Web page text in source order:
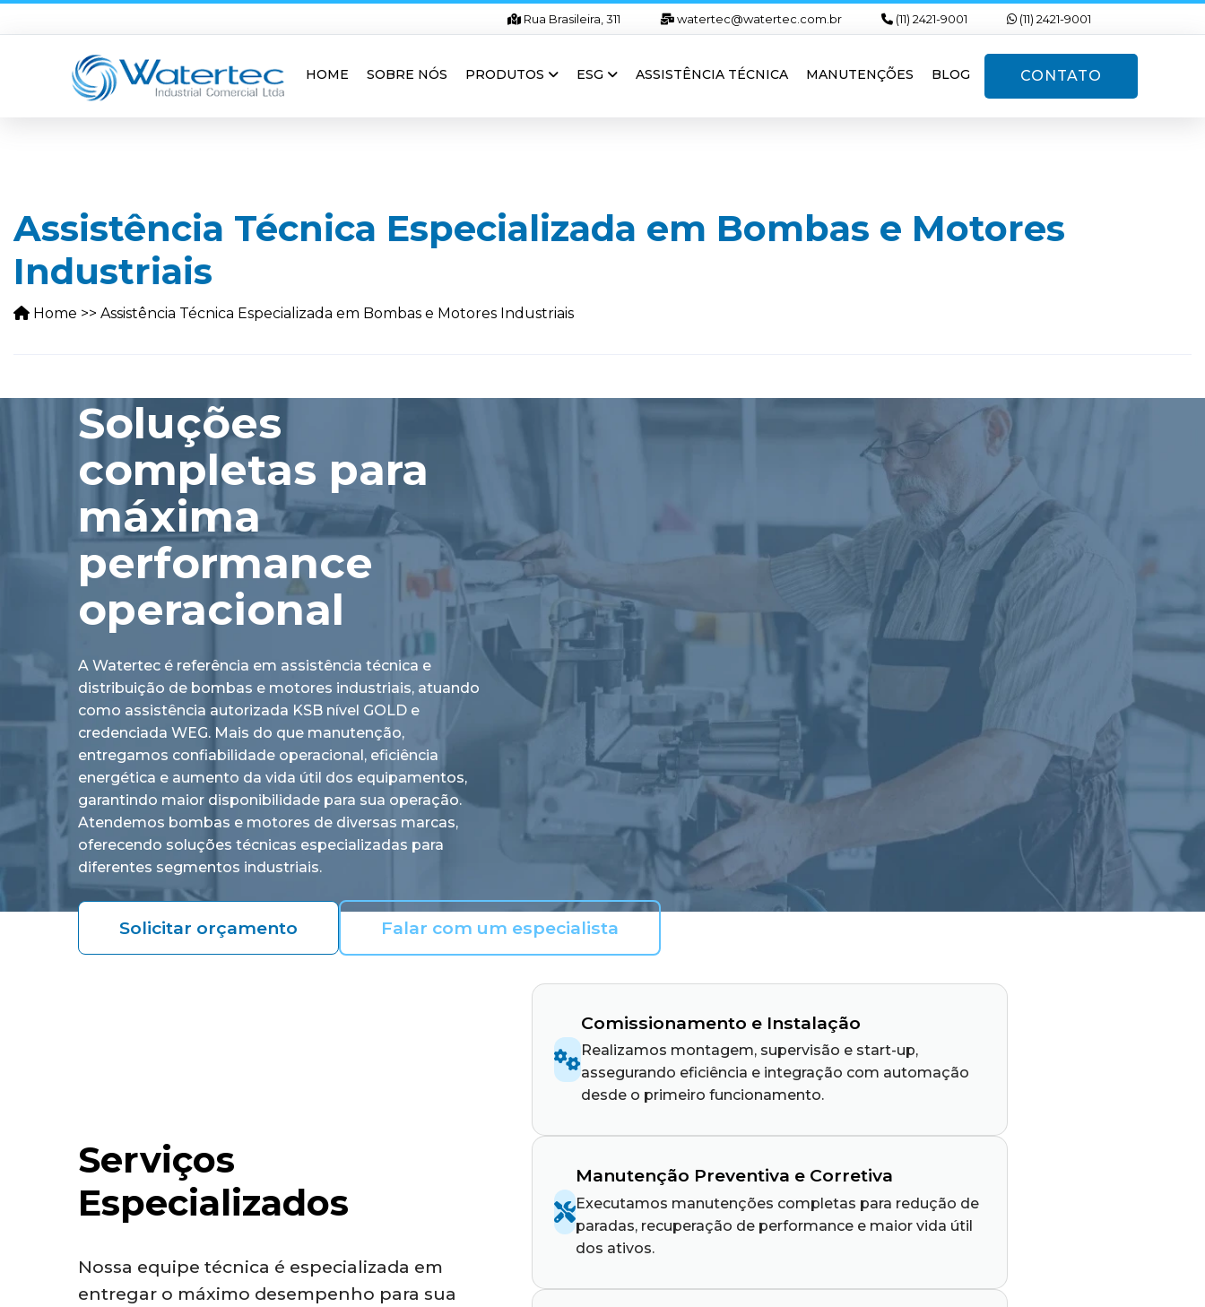
Rua Brasileira, 311 watertec@watertec.com.br (11) 2421-9001 (11) 2421-9001
HOME SOBRE NÓS PRODUTOS ESG ASSISTÊNCIA TÉCNICA MANUTENÇÕES BLOG CONTATO
Assistência Técnica Especializada em Bombas e Motores
Industriais
Home >> Assistência Técnica Especializada em Bombas e Motores Industriais
Soluções
completas para
máxima
performance
operacional
A Watertec é referência em assistência técnica e
distribuição de bombas e motores industriais, atuando
como assistência autorizada KSB nível GOLD e
credenciada WEG. Mais do que manutenção,
entregamos confiabilidade operacional, eficiência
energética e aumento da vida útil dos equipamentos,
garantindo maior disponibilidade para sua operação.
Atendemos bombas e motores de diversas marcas,
oferecendo soluções técnicas especializadas para
diferentes segmentos industriais.
Solicitar orçamento Falar com um especialista
Serviços
Especializados
Nossa equipe técnica é especializada em
entregar o máximo desempenho para sua
Comissionamento e Instalação
Realizamos montagem, supervisão e start-up,
assegurando eficiência e integração com automação
desde o primeiro funcionamento.
Manutenção Preventiva e Corretiva
Executamos manutenções completas para redução de
paradas, recuperação de performance e maior vida útil
dos ativos.